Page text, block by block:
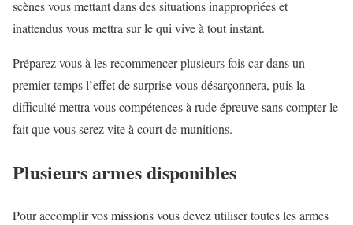
scènes vous mettant dans des situations inappropriées et
inattendus vous mettra sur le qui vive à tout instant.
Préparez vous à les recommencer plusieurs fois car dans un
premier temps l’effet de surprise vous désarçonnera, puis la
difficulté mettra vous compétences à rude épreuve sans compter le
fait que vous serez vite à court de munitions.
Plusieurs armes disponibles
Pour accomplir vos missions vous devez utiliser toutes les armes